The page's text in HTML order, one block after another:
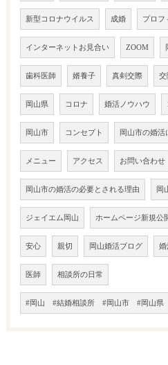
新型コロナウイルス 成婚 プロフ
インターネットお見合い ZOOM
歯科医師 婿養子 真剣交際 交
岡山県 コロナ 婚活ノウハウ
岡山市 コンセプト 岡山市の婚活
メニュー アクセス お問い合わせ
岡山市の婚活の必要とされる理由 岡
ジェイエム岡山 ホームページ新規公
安心 親切 岡山婚活ブログ 婚
医師 相談所の日常
#岡山 #結婚相談所 #岡山市 #岡山県